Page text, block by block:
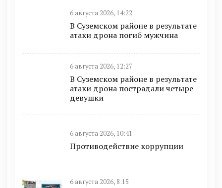
6 августа 2026, 14:22
В Суземском районе в результате
атаки дрона погиб мужчина
6 августа 2026, 12:27
В Суземском районе в результате
атаки дрона пострадали четыре
девушки
6 августа 2026, 10:41
Противодействие коррупции
6 августа 2026, 8:15